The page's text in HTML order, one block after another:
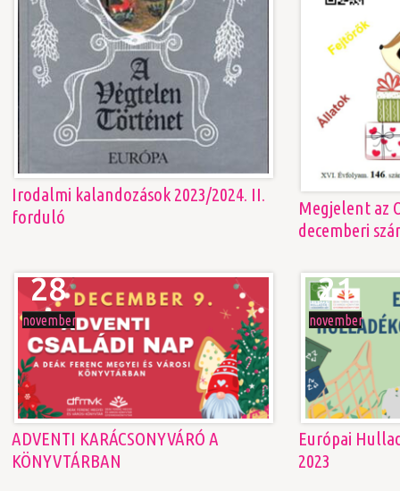
Irodalmi kalandozások 2023/2024. II.
forduló
Megjelent az
decemberi
28
november
ADVENTI KARÁCSONYVÁRÓ A
KÖNYVTÁRBAN
21
november
Európai
2023